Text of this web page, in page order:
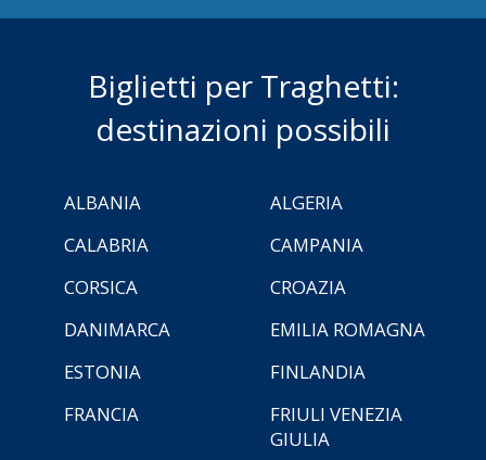
Biglietti per Traghetti:
destinazioni possibili
ALBANIA
ALGERIA
CALABRIA
CAMPANIA
CORSICA
CROAZIA
DANIMARCA
EMILIA ROMAGNA
ESTONIA
FINLANDIA
FRANCIA
FRIULI VENEZIA
GIULIA